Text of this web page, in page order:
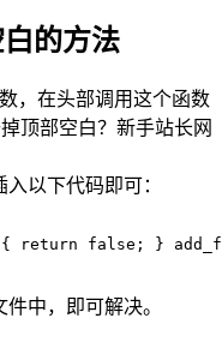
的方法
，在头部调用这个函数
顶部空白？新手站长网
以下代码即可：
return false; }
中，即可解决。